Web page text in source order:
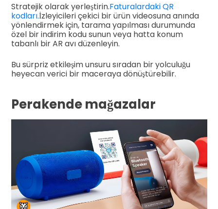
Stratejik olarak yerleştirin.Faturalardaki QR
kodları.İzleyicileri çekici bir ürün videosuna anında
yönlendirmek için, tarama yapılması durumunda
özel bir indirim kodu sunun veya hatta konum
tabanlı bir AR avı düzenleyin.
Bu sürpriz etkileşim unsuru sıradan bir yolculuğu
heyecan verici bir maceraya dönüştürebilir.
Perakende mağazalar